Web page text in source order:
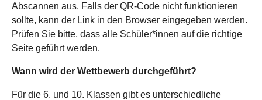
Abscannen aus. Falls der QR-Code nicht funktionieren
sollte, kann der Link in den Browser eingegeben werden.
Prüfen Sie bitte, dass alle Schüler*innen auf die richtige
Seite geführt werden.
Wann wird der Wettbewerb durchgeführt?
Für die 6. und 10. Klassen gibt es unterschiedliche